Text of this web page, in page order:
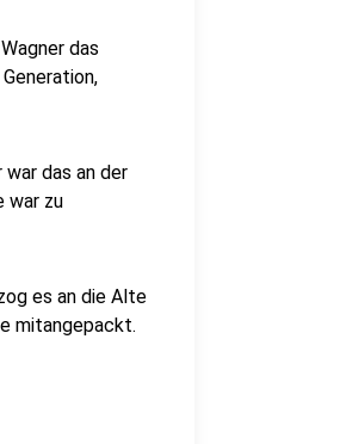
das
das an der
war zu
es an die Alte
mitangepackt.